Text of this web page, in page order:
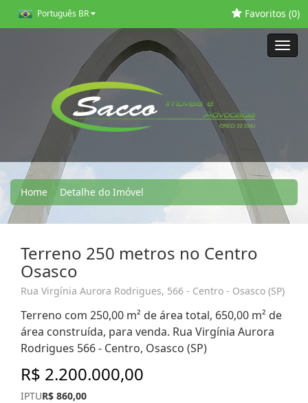
Português BR Favoritos (0)
Home Detalhe do Imóvel
Terreno 250 metros no Centro
Osasco
Rua Virgínia Aurora Rodrigues, 566 - Centro - Osasco (SP)
Terreno com 250,00 m² de área total, 650,00 m² de
área construída, para venda. Rua Virgínia Aurora
Rodrigues 566 - Centro, Osasco (SP)
R$ 2.200.000,00
IPTUR$ 860,00